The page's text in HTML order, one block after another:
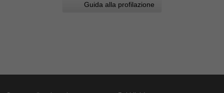
Guida alla profilazione